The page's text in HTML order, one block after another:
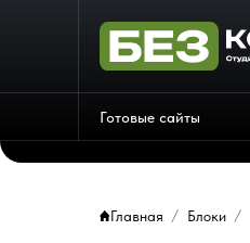
Готовые сайты
Главная Блоки